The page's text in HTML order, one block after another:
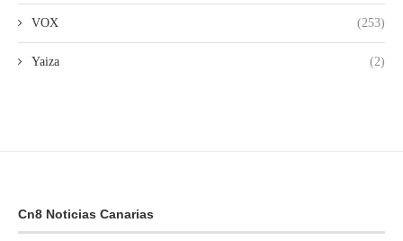
VOX (253)
Yaiza (2)
Cn8 Noticias Canarias